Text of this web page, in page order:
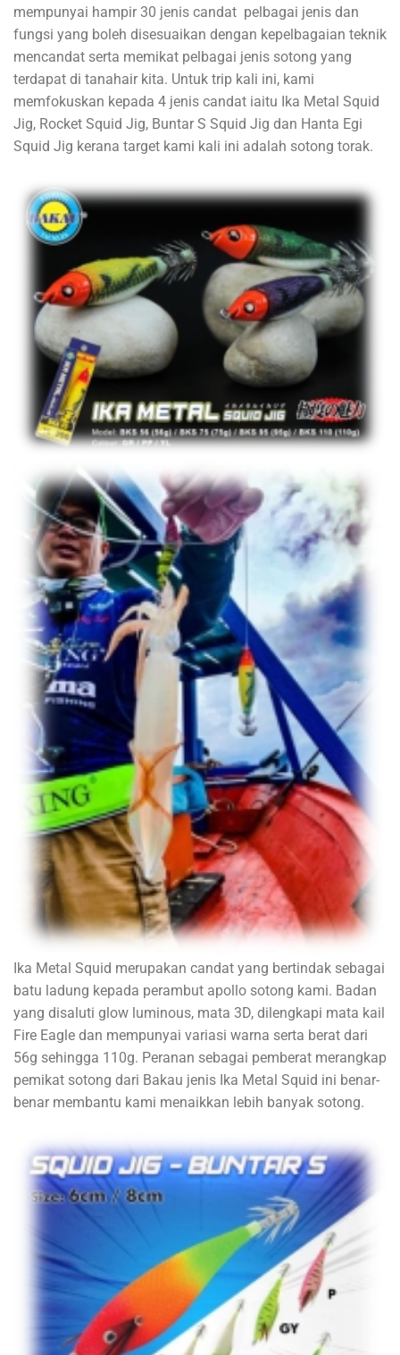
mempunyai hampir 30 jenis candat pelbagai jenis dan
fungsi yang boleh disesuaikan dengan kepelbagaian teknik
mencandat serta memikat pelbagai jenis sotong yang
terdapat di tanahair kita. Untuk trip kali ini, kami
memfokuskan kepada 4 jenis candat iaitu Ika Metal Squid
Jig, Rocket Squid Jig, Buntar S Squid Jig dan Hanta Egi
Squid Jig kerana target kami kali ini adalah sotong torak.
Ika Metal Squid merupakan candat yang bertindak sebagai
batu ladung kepada perambut apollo sotong kami. Badan
yang disaluti glow luminous, mata 3D, dilengkapi mata kail
Fire Eagle dan mempunyai variasi warna serta berat dari
56g sehingga 110g. Peranan sebagai pemberat merangkap
pemikat sotong dari Bakau jenis Ika Metal Squid ini benar-
benar membantu kami menaikkan lebih banyak sotong.